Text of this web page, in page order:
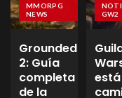
MMORPG
NEWS
Grounded
2: Guía
completa
de la
GW2